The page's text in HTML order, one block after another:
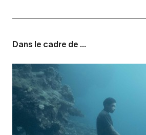
Dans le cadre de ...